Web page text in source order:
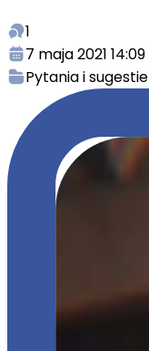
1
7 maja 2021 14:09
Pytania i sugestie